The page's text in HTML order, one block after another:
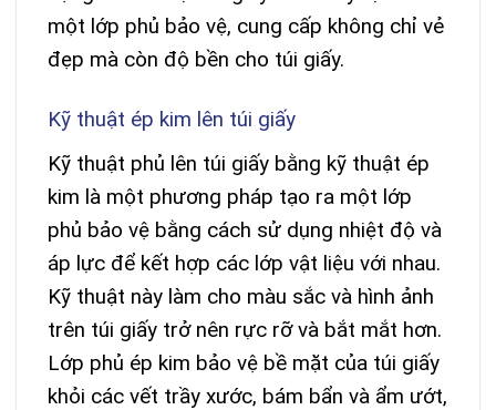
một lớp phủ bảo vệ, cung cấp không chỉ vẻ
đẹp mà còn độ bền cho túi giấy.
Kỹ thuật ép kim lên túi giấy
Kỹ thuật phủ lên túi giấy bằng kỹ thuật ép
kim là một phương pháp tạo ra một lớp
phủ bảo vệ bằng cách sử dụng nhiệt độ và
áp lực để kết hợp các lớp vật liệu với nhau.
Kỹ thuật này làm cho màu sắc và hình ảnh
trên túi giấy trở nên rực rỡ và bắt mắt hơn.
Lớp phủ ép kim bảo vệ bề mặt của túi giấy
khỏi các vết trầy xước, bám bẩn và ẩm ướt,